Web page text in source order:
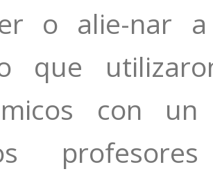
o alie-nar
que
con